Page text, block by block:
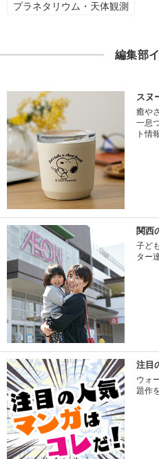
プラネタリウム・天体観測
編集部
スヌ
癒や
一息
ト情
関西
子ど
ター
注目
ウォ
題作